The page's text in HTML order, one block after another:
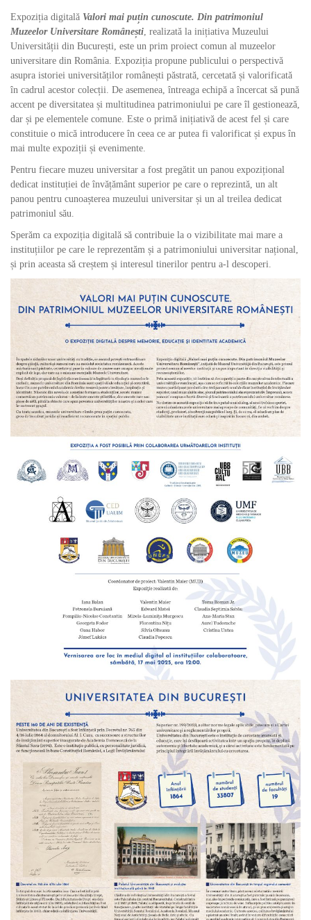
Expoziția digitală Valori mai puțin cunoscute. Din patrimoniul
Muzeelor Universitare Românești, realizată la inițiativa Muzeului
Universității din București, este un prim proiect comun al muzeelor
universitare din România. Expoziția propune publicului o perspectivă
asupra istoriei universităților românești păstrată, cercetată și valorificată
în cadrul acestor colecții. De asemenea, întreaga echipă a încercat să pună
accent pe diversitatea și multitudinea patrimoniului pe care îl gestionează,
dar și pe elementele comune. Este o primă inițiativă de acest fel și care
constituie o mică introducere în ceea ce ar putea fi valorificat și expus în
mai multe expoziții și evenimente.
Pentru fiecare muzeu universitar a fost pregătit un panou expozițional
dedicat instituției de învățământ superior pe care o reprezintă, un alt
panou pentru cunoașterea muzeului universitar și un al treilea dedicat
patrimoniul său.
Sperăm ca expoziția digitală să contribuie la o vizibilitate mai mare a
instituțiilor pe care le reprezentăm și a patrimoniului universitar național,
și prin aceasta să creștem și interesul tinerilor pentru a-l descoperi.